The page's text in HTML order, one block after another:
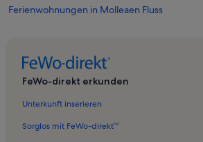
Ferienwohnungen in Molleaen Fluss
Ferienwohnungen in Farum Park
Ferienwohnungen in Rudersdal Kommune
FeWo-direkt erkunden
Unterkunft inserieren
Sorglos mit FeWo-direkt™